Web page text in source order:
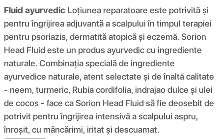
Fluid ayurvedic Loțiunea reparatoare este potrivită și
pentru îngrijirea adjuvantă a scalpului în timpul terapiei
pentru psoriazis, dermatită atopică și eczemă. Sorion
Head Fluid este un produs ayurvedic cu ingrediente
naturale. Combinația specială de ingrediente
ayurvedice naturale, atent selectate și de înaltă calitate
- neem, turmeric, Rubia cordifolia, indrajao dulce și ulei
de cocos - face ca Sorion Head Fluid să fie deosebit de
potrivit pentru îngrijirea intensivă a scalpului aspru,
înroșit, cu mâncărimi, iritat și descuamat.